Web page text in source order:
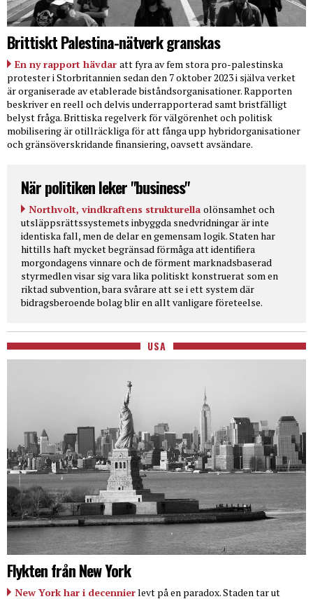
Brittiskt Palestina-nätverk granskas
En ny rapport hävdar att fyra av fem stora pro-palestinska
protester i Storbritannien sedan den 7 oktober 2023 i själva verket
är organiserade av etablerade biståndsorganisationer. Rapporten
beskriver en reell och delvis underrapporterad samt bristfälligt
belyst fråga. Brittiska regelverk för välgörenhet och politisk
mobilisering är otillräckliga för att fånga upp hybridorganisationer
och gränsöverskridande finansiering, oavsett avsändare.
När politiken leker "business"
Northvolt, vindkraftens strukturella olönsamhet och
utsläppsrättssystemets inbyggda snedvridningar är inte
identiska fall, men de delar en gemensam logik. Staten har
hittills haft mycket begränsad förmåga att identifiera
morgondagens vinnare och de förment marknadsbaserad
styrmedlen visar sig vara lika politiskt konstruerat som en
riktad subvention, bara svårare att se i ett system där
bidragsberoende bolag blir en allt vanligare företeelse.
USA
Flykten från New York
New York har i decennierlevt på en paradox. Staden tar ut